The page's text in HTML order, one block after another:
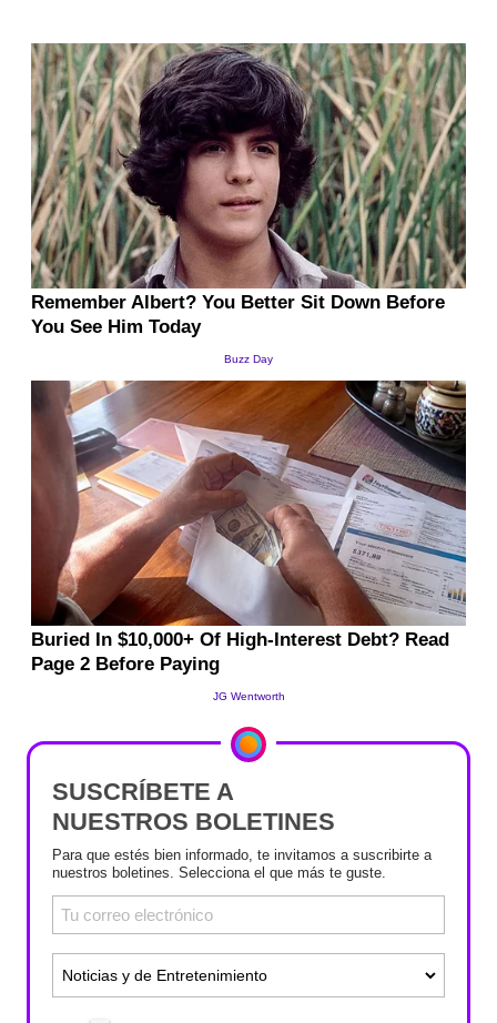
SUSCRÍBETE A
NUESTROS BOLETINES
Para que estés bien informado, te invitamos a suscribirte a
nuestros boletines. Selecciona el que más te guste.